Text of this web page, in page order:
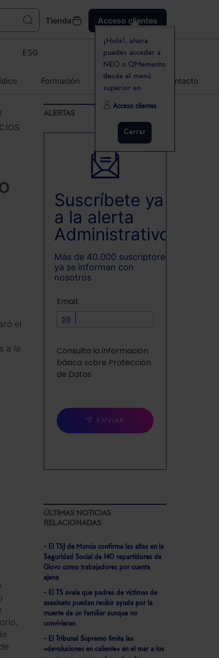
Tienda Acceso clientes
¡Hola!, ahora
puedes acceder a
NEO o QMemento
desde el menú
superior en
Acceso clientes
Cerrar
ESG
Formación Agenda Contacto
el
a la
ALERTAS
Suscríbete ya
a la alerta
Administrativo
Más de 40.000 suscriptores
ya se informan con
nosotros
Email:
Consulta la información
básica sobre Protección
de Datos
ENVIAR
ÚLTIMAS NOTICIAS
RELACIONADAS
- El TSJ de Murcia confirma las altas en la
Seguridad Social de 140 repartidores de
Glovo como trabajadores por cuenta
ajena
- El TS avala que padres de víctimas de
asesinato puedan recibir ayuda por la
muerte de un familiar aunque no
convivieran
- El Tribunal Supremo limita las
«devoluciones en caliente» en el mar a los